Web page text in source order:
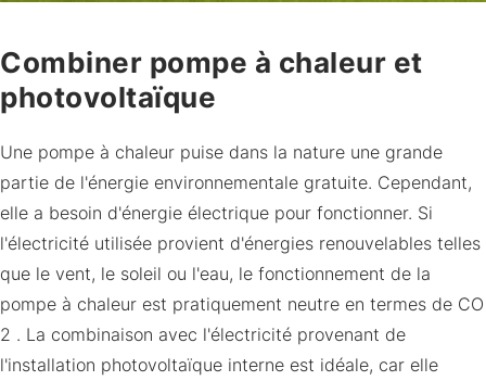
Combiner pompe à chaleur et
photovoltaïque
Une pompe à chaleur puise dans la nature une grande
partie de l'énergie environnementale gratuite. Cependant,
elle a besoin d'énergie électrique pour fonctionner. Si
l'électricité utilisée provient d'énergies renouvelables telles
que le vent, le soleil ou l'eau, le fonctionnement de la
pompe à chaleur est pratiquement neutre en termes de CO
2 . La combinaison avec l'électricité provenant de
l'installation photovoltaïque interne est idéale, car elle